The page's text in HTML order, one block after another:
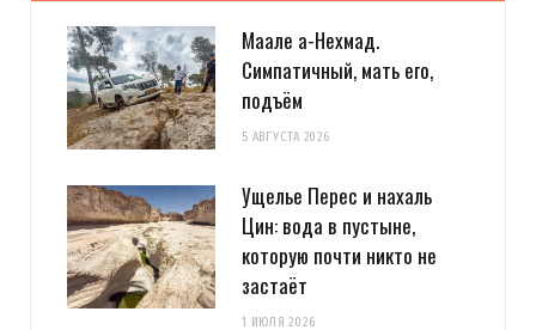
Маале а-Нехмад.
Симпатичный, мать его,
подъём
5 АВГУСТА 2026
Ущелье Перес и нахаль
Цин: вода в пустыне,
которую почти никто не
застаёт
1 ИЮЛЯ 2026